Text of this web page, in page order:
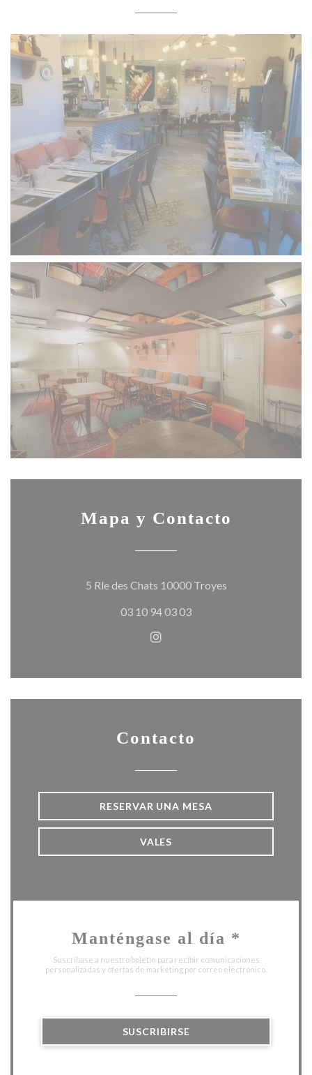
Mapa y Contacto
5 Rle des Chats 10000 Troyes((abre en una
03 10 94 03 03
Instagram ((abre en una
Contacto
RESERVAR UNA MESA
VALES
Manténgase al día *
Suscríbase a nuestro boletín para recibir comunicaciones
personalizadas y ofertas de marketing por correo electrónico.
SUSCRIBIRSE